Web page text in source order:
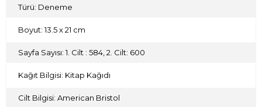
Türü: Deneme
Boyut: 13.5 x 21 cm
Sayfa Sayısı: 1. Cilt : 584, 2. Cilt: 600
Kağıt Bilgisi: Kitap Kağıdı
Cilt Bilgisi: American Bristol